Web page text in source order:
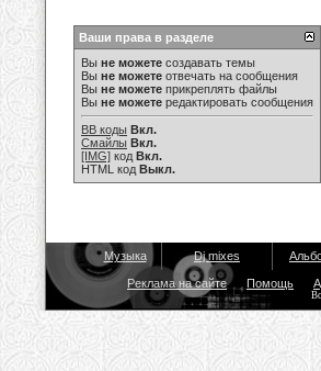
Ваши права в разделе
Вы не можете создавать темы
Вы не можете отвечать на сообщения
Вы не можете прикреплять файлы
Вы не можете редактировать сообщения
BB коды Вкл.
Смайлы Вкл.
[IMG] код Вкл.
HTML код Выкл.
Музыка Dj mixes
Реклама на сайте Помощь